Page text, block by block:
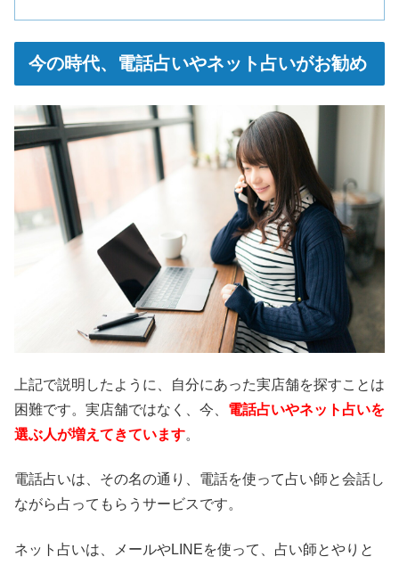
今の時代、電話占いやネット占いがお勧め
上記で説明したように、自分にあった実店舗を探すことは
困難です。実店舗ではなく、今、 電話占いやネット占いを
選ぶ人が増えてきています。
電話占いは、その名の通り、電話を使って占い師と会話し
ながら占ってもらうサービスです。
ネット占いは、メールやLINEを使って、占い師とやりと